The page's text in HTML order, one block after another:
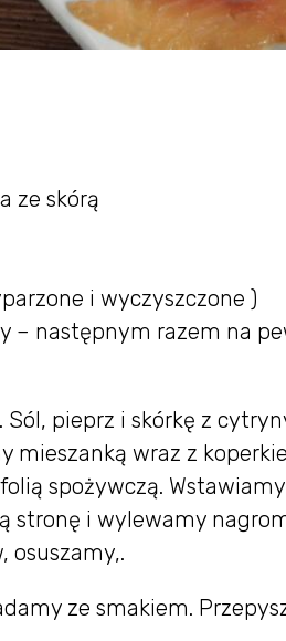
ze skórą
i wyczyszczone )
– następnym razem na
pieprz i skórkę z
mieszanką wraz z
spożywczą.
stronę i wylewamy
osuszamy,.
ze smakiem.